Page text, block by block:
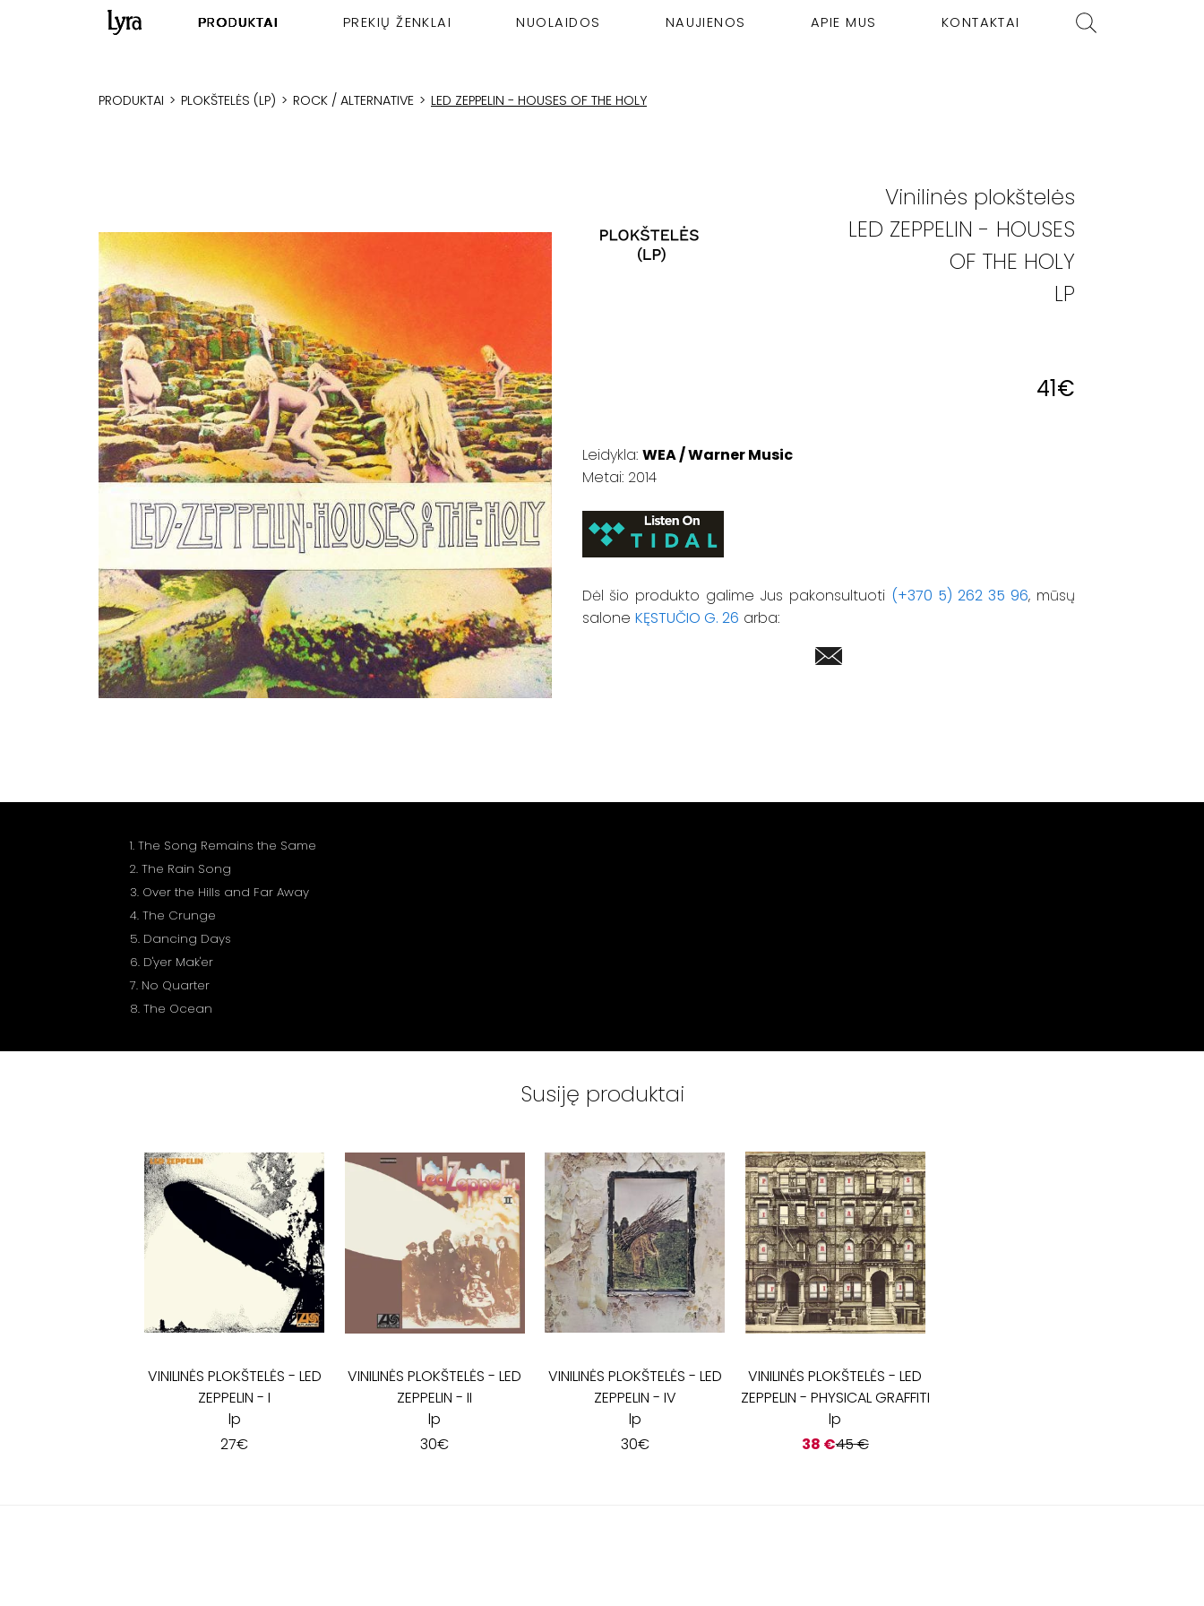
PRODUKTAI PREKIŲ ŽENKLAI NUOLAIDOS NAUJIENOS APIE MUS KONTAKTAI
PRODUKTAI > PLOKŠTELĖS (LP) > ROCK / ALTERNATIVE > LED ZEPPELIN - HOUSES OF THE HOLY
Vinilinės plokštelės
LED ZEPPELIN - HOUSES
OF THE HOLY
LP
41€
Leidykla: WEA / Warner Music
Metai: 2014
Dėl šio produkto galime Jus pakonsultuoti (+370 5) 262 35 96, mūsų
salone KĘSTUČIO G. 26 arba:
1. The Song Remains the Same
2. The Rain Song
3. Over the Hills and Far Away
4. The Crunge
5. Dancing Days
6. D'yer Mak'er
7. No Quarter
8. The Ocean
Susiję produktai
VINILINĖS PLOKŠTELĖS - LED
ZEPPELIN - I
lp
27€
VINILINĖS PLOKŠTELĖS-LED
ZEPPELIN - II
lp
30€
VINILINĖS PLOKŠTELĖS - LED
ZEPPELIN - IV
lp
30€
VINILINĖS PLOKŠTELĖS-LED
ZEPPELIN - PHYSICAL GRAFFITI
lp
38 €45€